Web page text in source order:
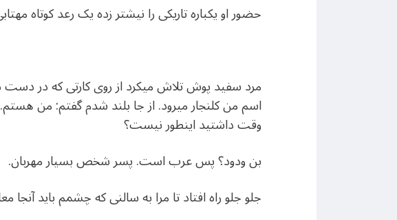
حضور او یکباره تاریکی را نیشتر زده یک رعد کوتاه
مرد سفید پوش تلاش میکرد از روی کارتی که در
اسم من کلنجار میرود. از جا بلند شدم گفتم: من
وقت داشتید اینطور نیست؟
بن ودود؟ پس عرب است. پسر شخص بسیار مهربان.
جلو جلو راه افتاد تا مرا به سالنی که چشمم باید آنجا